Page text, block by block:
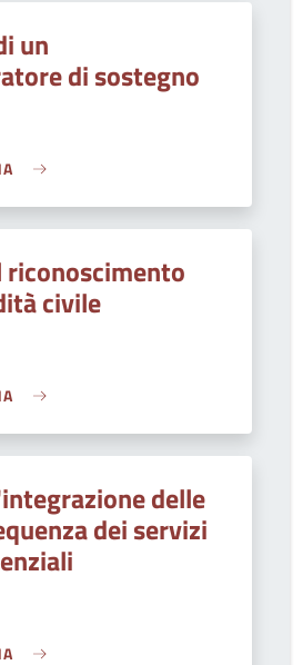
un
di sostegno
riconoscimento
civile
delle
dei servizi